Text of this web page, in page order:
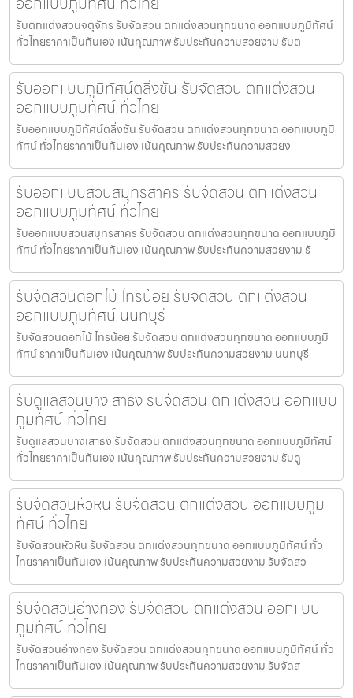
รับตกแต่งสวนจตุจักร รับจัดสวน ตกแต่งสวนทุกขนาด ออกแบบภูมิทัศน์
ทั่วไทยราคาเป็นกันเอง เน้นคุณภาพ รับประกันความสวยงาม รับต
รับออกแบบภูมิทัศน์ตลิ่งชัน รับจัดสวน ตกแต่งสวน
ออกแบบภูมิทัศน์ ทั่วไทย
รับออกแบบภูมิทัศน์ตลิ่งชัน รับจัดสวน ตกแต่งสวนทุกขนาด ออกแบบภูมิ
ทัศน์ ทั่วไทยราคาเป็นกันเอง เน้นคุณภาพ รับประกันความสวยง
รับออกแบบสวนสมุทรสาคร รับจัดสวน ตกแต่งสวน
ออกแบบภูมิทัศน์ ทั่วไทย
รับออกแบบสวนสมุทรสาคร รับจัดสวน ตกแต่งสวนทุกขนาด ออกแบบภูมิ
ทัศน์ ทั่วไทยราคาเป็นกันเอง เน้นคุณภาพ รับประกันความสวยงาม รั
รับจัดสวนดอกไม้ ไทรน้อย รับจัดสวน ตกแต่งสวน
ออกแบบภูมิทัศน์ นนทบุรี
รับจัดสวนดอกไม้ ไทรน้อย รับจัดสวน ตกแต่งสวนทุกขนาด ออกแบบภูมิ
ทัศน์ ราคาเป็นกันเอง เน้นคุณภาพ รับประกันความสวยงาม นนทบุรี
รับดูแลสวนบางเสาธง รับจัดสวน ตกแต่งสวน ออกแบบ
ภูมิทัศน์ ทั่วไทย
รับดูแลสวนบางเสาธง รับจัดสวน ตกแต่งสวนทุกขนาด ออกแบบภูมิทัศน์
ทั่วไทยราคาเป็นกันเอง เน้นคุณภาพ รับประกันความสวยงาม รับดู
รับจัดสวนหัวหิน รับจัดสวน ตกแต่งสวน ออกแบบภูมิ
ทัศน์ ทั่วไทย
รับจัดสวนหัวหิน รับจัดสวน ตกแต่งสวนทุกขนาด ออกแบบภูมิทัศน์ ทั่ว
ไทยราคาเป็นกันเอง เน้นคุณภาพ รับประกันความสวยงาม รับจัดสว
รับจัดสวนอ่างทอง รับจัดสวน ตกแต่งสวน ออกแบบ
ภูมิทัศน์ ทั่วไทย
รับจัดสวนอ่างทอง รับจัดสวน ตกแต่งสวนทุกขนาด ออกแบบภูมิทัศน์ ทั่ว
ไทยราคาเป็นกันเอง เน้นคุณภาพ รับประกันความสวยงาม รับจัดส